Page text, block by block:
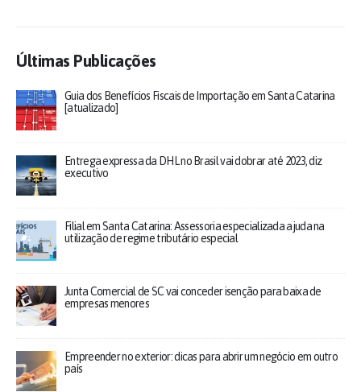
Últimas Publicações
Guia dos Benefícios Fiscais de Importação em Santa Catarina
[atualizado]
Entrega expressa da DHL no Brasil vai dobrar até 2023, diz
executivo
Filial em Santa Catarina: Assessoria especializada ajuda na
utilização de regime tributário especial
Junta Comercial de SC vai conceder isenção para baixa de
empresas menores
Empreender no exterior: dicas para abrir um negócio em outro
país